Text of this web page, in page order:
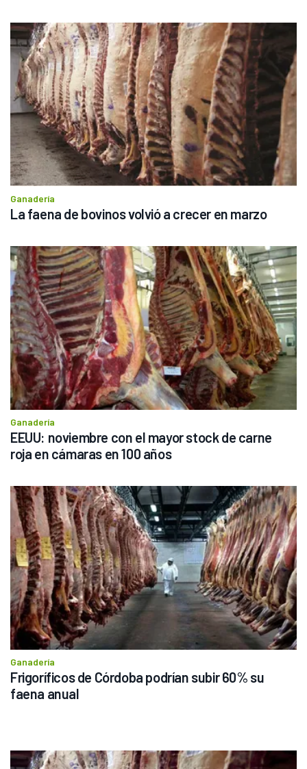
Ganadería
La faena de bovinos volvió a crecer en marzo
Ganadería
EEUU: noviembre con el mayor stock de carne
roja en cámaras en 100 años
Ganadería
Frigoríficos de Córdoba podrían subir 60% su
faena anual